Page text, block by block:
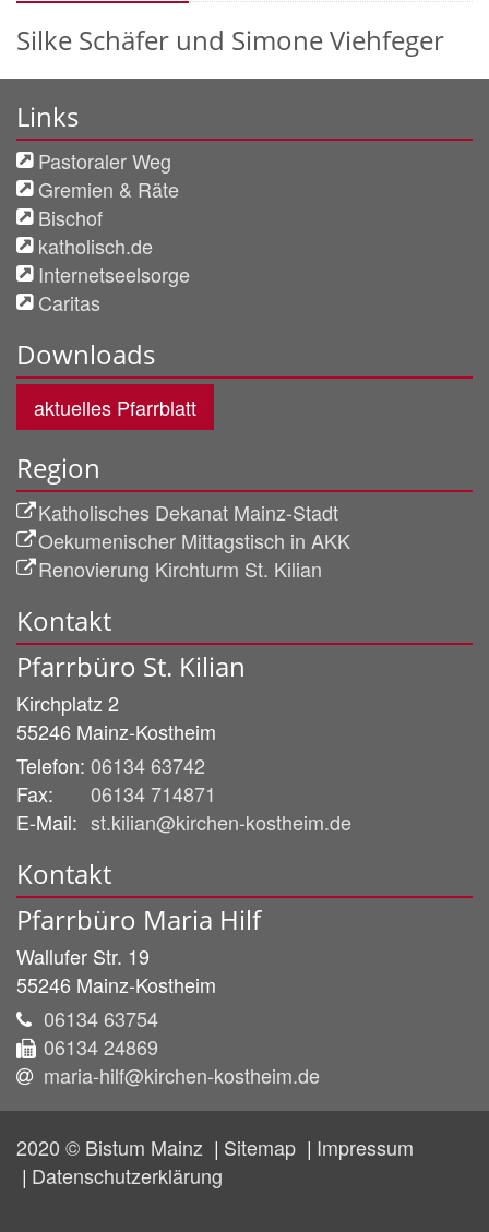
Silke Schäfer und Simone Viehfeger
Links
Pastoraler Weg
Gremien & Räte
Bischof
katholisch.de
Internetseelsorge
Caritas
Downloads
aktuelles Pfarrblatt
Region
Katholisches Dekanat Mainz-Stadt
Oekumenischer Mittagstisch in AKK
Renovierung Kirchturm St. Kilian
Kontakt
Pfarrbüro St. Kilian
Kirchplatz 2
55246 Mainz-Kostheim
Telefon: 06134 63742
Fax:
06134 714871
E-Mail: st.kilian@kirchen-kostheim.de
Kontakt
Pfarrbüro Maria Hilf
Wallufer Str. 19
55246 Mainz-Kostheim
06134 63754
06134 24869
maria-hilf@kirchen-kostheim.de
2020 © Bistum Mainz Sitemap
Impressum
Datenschutzerklärung